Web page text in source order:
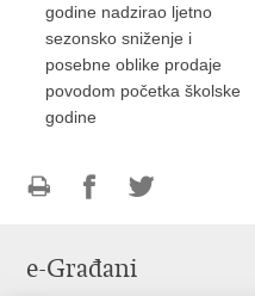
godine nadzirao ljetno
sezonsko sniženje i
posebne oblike prodaje
povodom početka školske
godine
FacebookuTwitteru
e-Građani